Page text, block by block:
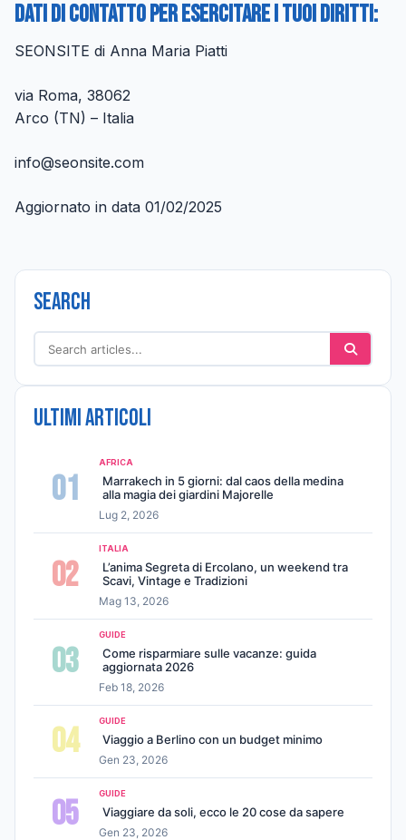
Dati di contatto per esercitare i tuoi diritti:
SEONSITE di Anna Maria Piatti
via Roma, 38062
Arco (TN) – Italia
info@seonsite.com
Aggiornato in data 01/02/2025
Search
Ultimi articoli
01
AFRICA
Marrakech in 5 giorni: dal caos della medina
alla magia dei giardini Majorelle
Lug 2, 2026
02
ITALIA
L’anima Segreta di Ercolano, un weekend tra
Scavi, Vintage e Tradizioni
Mag 13, 2026
03
GUIDE
Come risparmiare sulle vacanze: guida
aggiornata 2026
Feb 18, 2026
04 GUIDE
Viaggio a Berlino con un budget minimo
Gen 23, 2026
05 GUIDE
Viaggiare da soli, ecco le 20 cose da sapere
Gen 23, 2026